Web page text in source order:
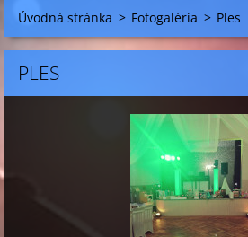
Úvodná stránka > Fotogaléria > Ples
PLES